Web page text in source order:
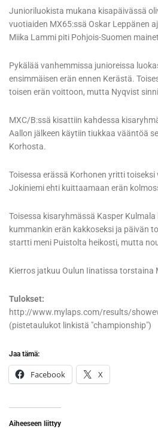
Junioriluokista mukana kisapäivässä
vuotiaiden MX65:ssä Oskar Leppänen
Miika Lammi piti Pohjois-Suomen
Pykälää vanhemmissa junioreissa
ensimmäisen erän ennen Kerästä.
toisen erän voittoon, mutta Nyqvist
MXC/B:ssä kisattiin kahdessa
Aallon jälkeen käytiin tiukkaa vääntöä
Korhosta.
Toisessa erässä Korhonen yritti
Jokiniemi ehti kuittaamaan erän
Toisessa kisaryhmässä Kasper
kummankin erän kakkoseksi ja päivän
startti meni Puistolta heikosti, mutta
Kierros jatkuu Oulun Iinatissa torstaina
Tulokset:
http://www.mylaps.com/results/
(pistetaulukot linkistä "championship")
Jaa tämä:
Facebook X
Aiheeseen liittyy